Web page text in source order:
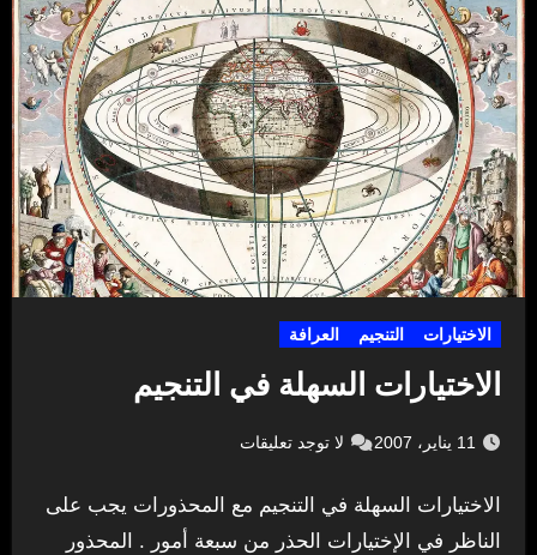
الاختيارات التنجيم العرافة
الاختيارات السهلة في التنجيم
11 يناير، 2007 لا توجد تعليقات
الاختيارات السهلة في التنجيم مع المحذورات يجب على
الناظر في الإختيارات الحذر من سبعة أمور . المحذور